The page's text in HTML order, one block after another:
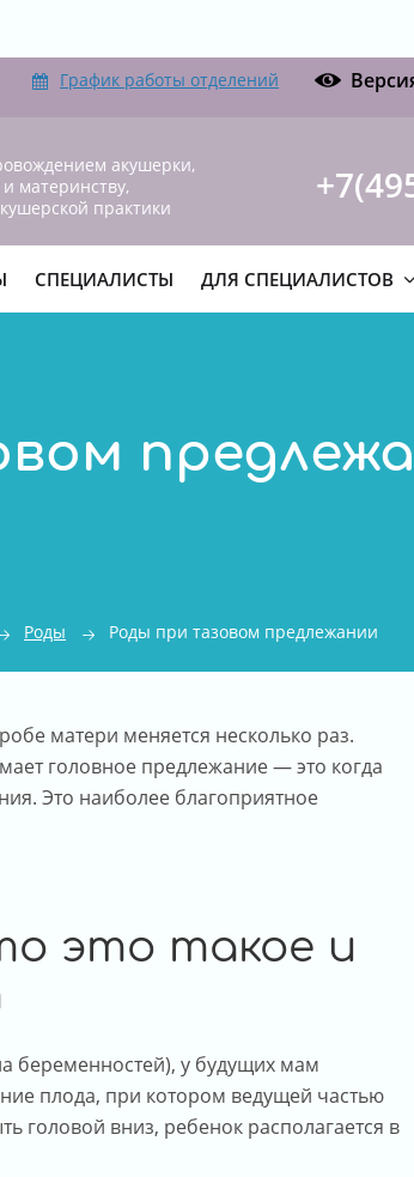
График работы отделений
акушерки,
материнству,
практики
СПЕЦИАЛИСТЫ ДЛЯ СПЕЦИАЛИСТОВ
Роды Роды при тазовом предлежании
матери меняется несколько раз.
головное предлежание — это когда
Это наиболее благоприятное
это такое и
беременностей), у будущих мам
плода, при котором ведущей частью
головой вниз, ребенок располагается в